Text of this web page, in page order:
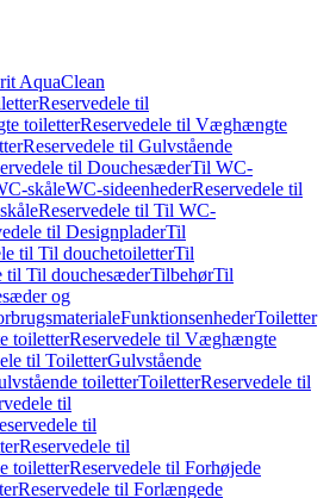
AquaClean
Reservedele til
toiletterReservedele til Væghængte
Reservedele til Gulvstående
til DouchesæderTil WC-
skåleWC-sideenhederReservedele til
Reservedele til Til WC-
til DesignpladerTil
til Til douchetoiletterTil
til Til douchesæderTilbehørTil
og
FunktionsenhederToiletter
toiletterReservedele til Væghængte
til ToiletterGulvstående
toiletterToiletterReservedele til
til
til
Reservedele til
toiletterReservedele til Forhøjede
Reservedele til Forlængede